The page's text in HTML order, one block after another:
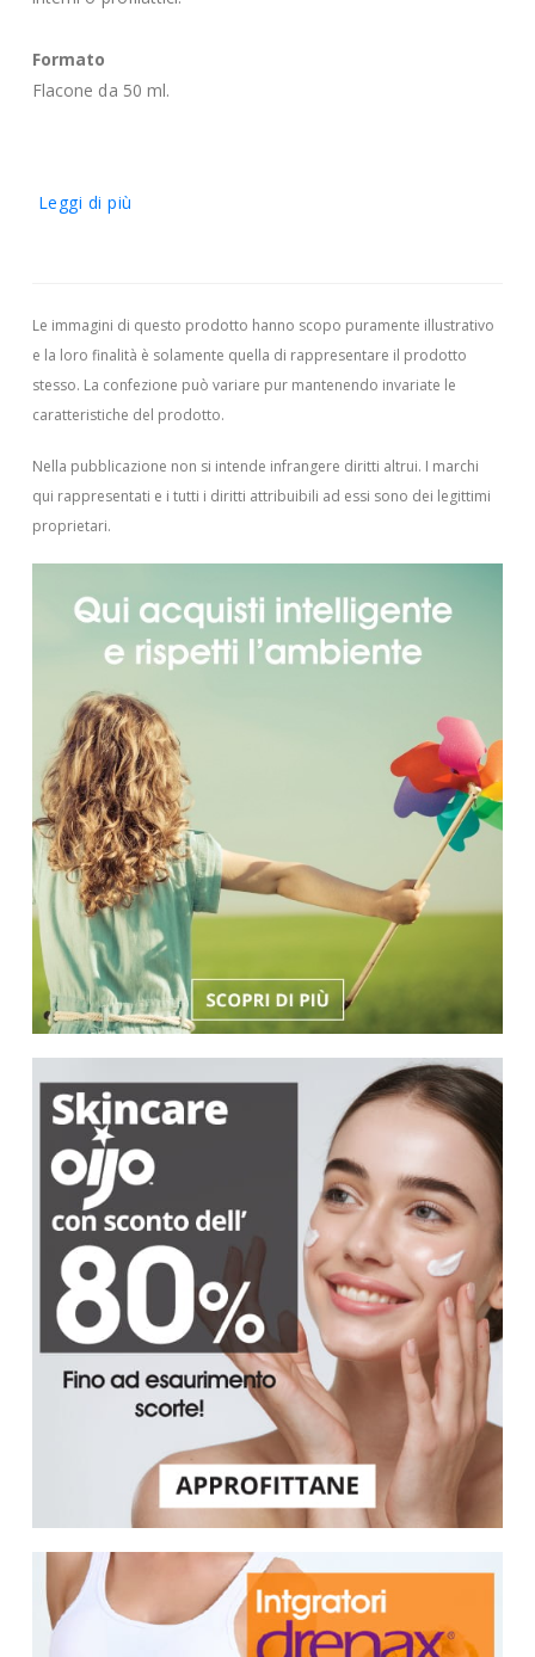
Formato
Flacone da 50 ml.
Leggi di più
Le immagini di questo prodotto hanno scopo puramente illustrativo
e la loro finalità è solamente quella di rappresentare il prodotto
stesso. La confezione può variare pur mantenendo invariate le
caratteristiche del prodotto.
Nella pubblicazione non si intende infrangere diritti altrui. I marchi
qui rappresentati e i tutti i diritti attribuibili ad essi sono dei legittimi
proprietari.